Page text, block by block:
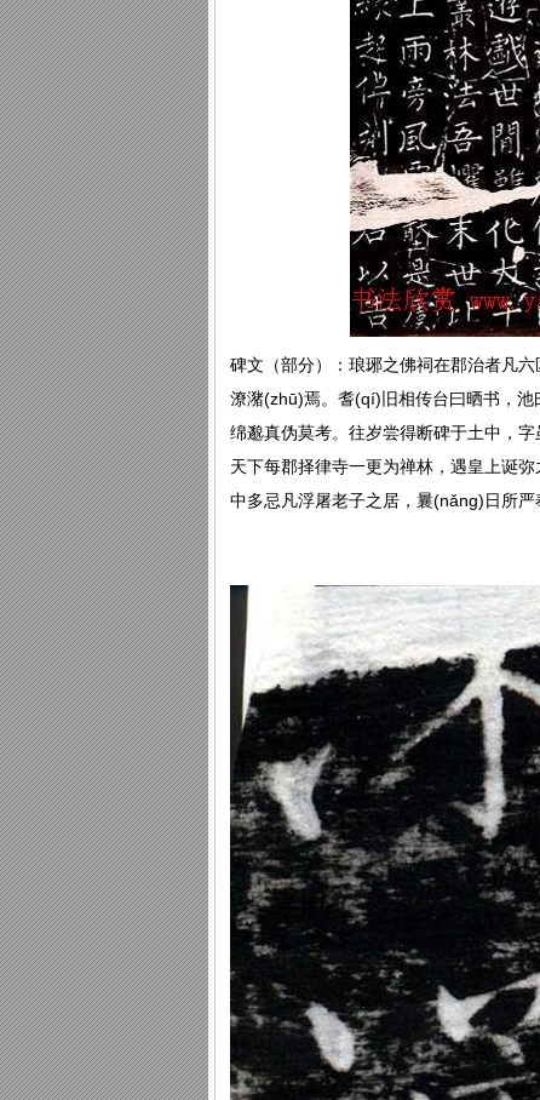
碑文（部分）：琅琊之佛祠在郡治者凡
潦潴(zhū)焉。耆(qí)旧相传台曰晒书，
绵邈真伪莫考。往岁尝得断碑于土中，
天下每郡择律寺一更为禅林，遇皇上诞
中多忌凡浮屠老子之居，曩(nǎng)日所严